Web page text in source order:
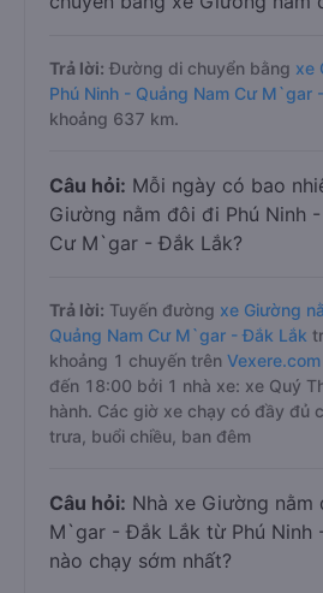
Trả lời: Đường di chuyển bằng xe
Phú Ninh - Quảng Nam Cư M`gar
khoảng 637 km.
Câu hỏi: Mỗi ngày có bao
Giường nằm đôi đi Phú Ninh
Cư M`gar - Đắk Lắk?
Trả lời: Tuyến đường xe Giường
Quảng Nam Cư M`gar - Đắk Lắk
khoảng 1 chuyến trên Vexere.com
đến 18:00 bởi 1 nhà xe: xe Quý
hành. Các giờ xe chạy có đầy đủ
trưa, buổi chiều, ban đêm
Câu hỏi: Nhà xe Giường
M`gar - Đắk Lắk từ Phú Ninh
nào chạy sớm nhất?